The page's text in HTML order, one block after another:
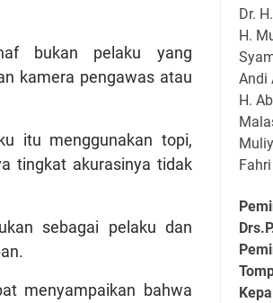
bukan pelaku yang
kamera pengawas atau
itu menggunakan topi,
tingkat akurasinya tidak
sebagai pelaku dan
menyampaikan bahwa
Dr.
H.
Andi
H.